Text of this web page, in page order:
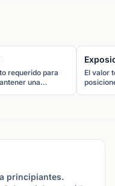
requerido para
una
El valor
principiantes.